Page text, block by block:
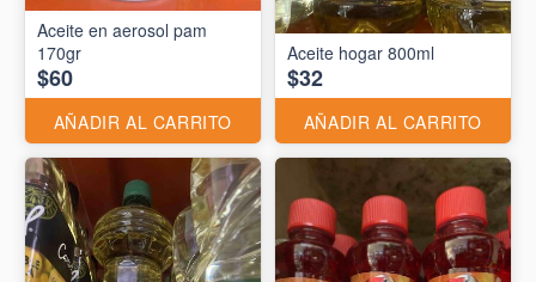
Aceite en aerosol pam
170gr
$60
AÑADIR AL CARRITO
Aceite hogar 800ml
$32
AÑADIR AL CARRITO